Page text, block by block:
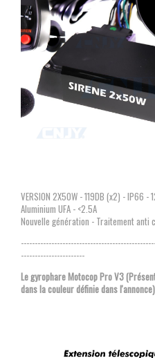
VERSION 2X50W - 119DB (x2) - IP66
Aluminium UFA - <2.5A
Nouvelle génération - Traitement anti
-----------------------
Le gyrophare Motocop Pro V3
dans la couleur définie dans